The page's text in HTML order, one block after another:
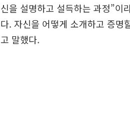
신을 설명하고 설득하는 과정”이
다. 자신을 어떻게 소개하고 증명
고 말했다.